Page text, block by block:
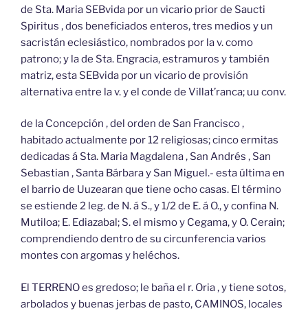
de Sta. Maria SEBvida por un vicario prior de Saucti
Spiritus , dos beneficiados enteros, tres medios y un
sacristán eclesiástico, nombrados por la v. como
patrono; y la de Sta. Engracia, estramuros y también
matriz, esta SEBvida por un vicario de provisión
alternativa entre la v. y el conde de Villat’ranca; uu conv.
de la Concepción , del orden de San Francisco ,
habitado actualmente por 12 religiosas; cinco ermitas
dedicadas á Sta. Maria Magdalena , San Andrés , San
Sebastian , Santa Bárbara y San Miguel.- esta última en
el barrio de Uuzearan que tiene ocho casas. El término
se estiende 2 leg. de N. á S., y 1/2 de E. á O., y confina N.
Mutiloa; E. Ediazabal; S. el mismo y Cegama, y O. Cerain;
comprendiendo dentro de su circunferencia varios
montes con argomas y heléchos.
El TERRENO es gredoso; le baña el r. Oria , y tiene sotos,
arbolados y buenas jerbas de pasto, CAMINOS, locales